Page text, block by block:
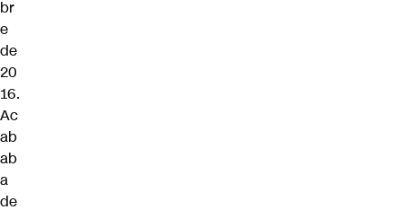
br
e
de
20
16.
Ac
ab
ab
a
de